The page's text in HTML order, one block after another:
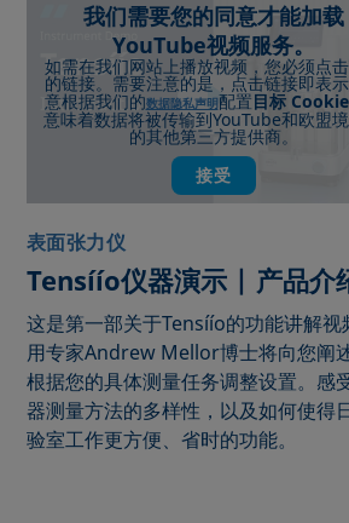
我们需要您的同意才能加载
YouTube视频服务。
如需在我们网站上播放视频，您必须点
的链接。需要注意的是，点击链接即表
意根据我们的数据隐私声明配置 目标Cookie
意味着数据将被传输到 YouTube和欧盟
的其他第三方提供商。
接受
表面张力仪
Tensíío仪器演示 | 产品介
这是第一部关于Tensíío的功能讲解视
用专家Andrew Mellor博士将向您阐
根据您的具体测量任务调整设置。感
器测量方法的多样性，以及如何使得
验室工作更方便、省时的功能。